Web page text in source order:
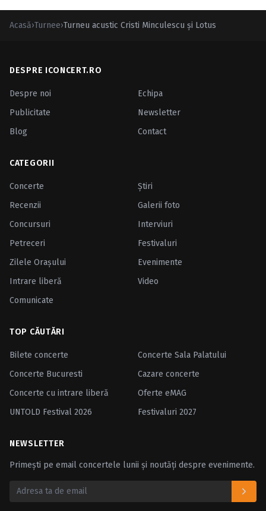
Acasă›Turnee›Turneu acustic Cristi Minculescu şi Lotus
DESPRE ICONCERT.RO
Despre noi
Echipa
Publicitate
Newsletter
Blog
Contact
CATEGORII
Concerte
Ştiri
Recenzii
Galerii foto
Concursuri
Interviuri
Petreceri
Festivaluri
Zilele Oraşului
Evenimente
Intrare liberă
Video
Comunicate
TOP CĂUTĂRI
Bilete concerte
Concerte Sala Palatului
Concerte Bucuresti
Cazare concerte
Concerte cu intrare liberă
Oferte eMAG
UNTOLD Festival 2026
Festivaluri 2027
NEWSLETTER
Primești pe email concertele lunii și noutăți despre evenimente.